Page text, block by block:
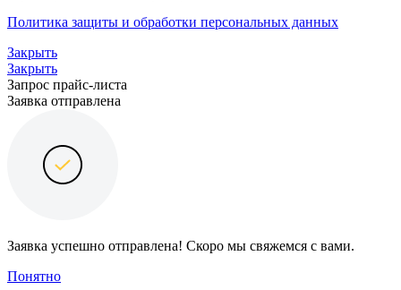
Политика защиты и обработки персональных данных
Закрыть
Закрыть
Запрос прайс-листа
Заявка отправлена
Заявка успешно отправлена! Скоро мы свяжемся с вами.
Понятно